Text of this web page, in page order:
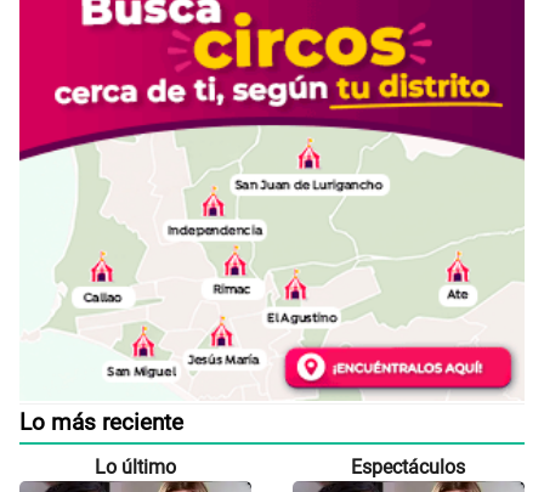
Lo más reciente
Lo último Espectáculos